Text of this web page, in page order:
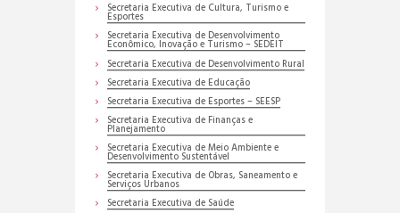
Secretaria Executiva de Cultura, Turismo e
Esportes
Secretaria Executiva de Desenvolvimento
Econômico, Inovação e Turismo – SEDEIT
Secretaria Executiva de Desenvolvimento Rural
Secretaria Executiva de Educação
Secretaria Executiva de Esportes – SEESP
Secretaria Executiva de Finanças e
Planejamento
Secretaria Executiva de Meio Ambiente e
Desenvolvimento Sustentável
Secretaria Executiva de Obras, Saneamento e
Serviços Urbanos
Secretaria Executiva de Saúde